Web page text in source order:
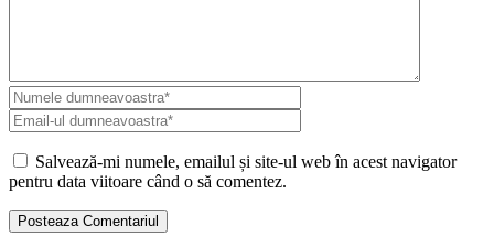
Salvează-mi numele, emailul și site-ul web în acest navigator
pentru data viitoare când o să comentez.